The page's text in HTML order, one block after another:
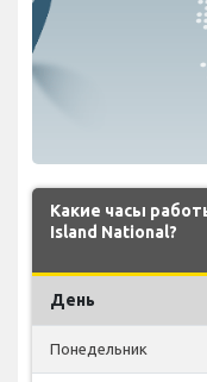
Какие часы
Island National?
День
Понедельник